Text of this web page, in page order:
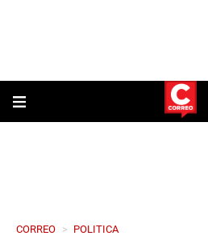
CORREO > POLITICA